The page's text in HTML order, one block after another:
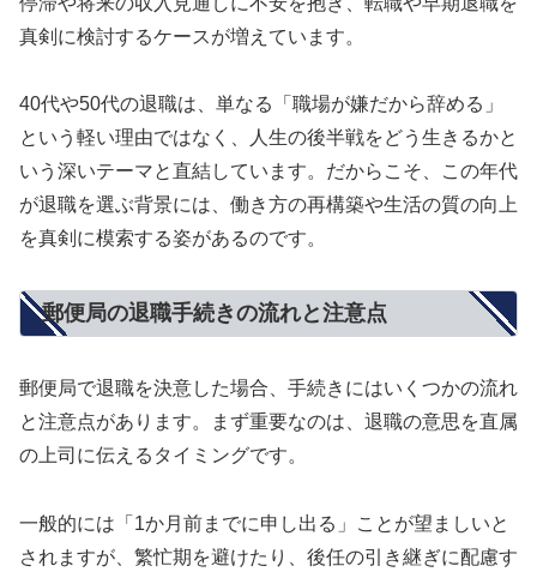
真剣に検討するケースが増えています。
40代や50代の退職は、単なる「職場が嫌だから辞める」
という軽い理由ではなく、人生の後半戦をどう生きるかと
いう深いテーマと直結しています。だからこそ、この年代
が退職を選ぶ背景には、働き方の再構築や生活の質の向上
を真剣に模索する姿があるのです。
郵便局の退職手続きの流れと注意点
郵便局で退職を決意した場合、手続きにはいくつかの流れ
と注意点があります。まず重要なのは、退職の意思を直属
の上司に伝えるタイミングです。
一般的には「1か月前までに申し出る」ことが望ましいと
されますが、繁忙期を避けたり、後任の引き継ぎに配慮す